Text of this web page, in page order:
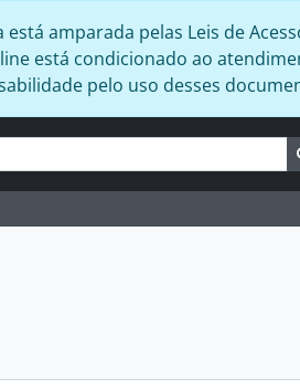
amparada pelas Leis de
está condicionado ao
pelo uso desses